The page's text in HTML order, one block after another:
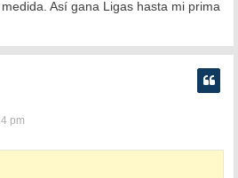
Así gana Ligas hasta mi prima
pm